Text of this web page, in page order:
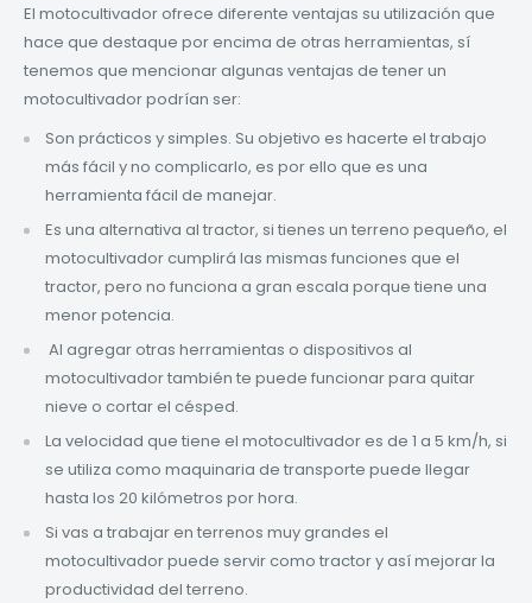
El motocultivador ofrece diferente ventajas su utilización que
hace que destaque por encima de otras herramientas, sí
tenemos que mencionar algunas ventajas de tener un
motocultivador podrían ser:
Son prácticos y simples. Su objetivo es hacerte el trabajo
más fácil y no complicarlo, es por ello que es una
herramienta fácil de manejar.
Es una alternativa al tractor, si tienes un terreno pequeño, el
motocultivador cumplirá las mismas funciones que el
tractor, pero no funciona a gran escala porque tiene una
menor potencia.
Al agregar otras herramientas o dispositivos al
motocultivador también te puede funcionar para quitar
nieve o cortar el césped.
La velocidad que tiene el motocultivador es de 1 a 5 km/h, si
se utiliza como maquinaria de transporte puede llegar
hasta los 20 kilómetros por hora.
Si vas a trabajar en terrenos muy grandes el
motocultivador puede servir como tractor y así mejorar la
productividad del terreno.